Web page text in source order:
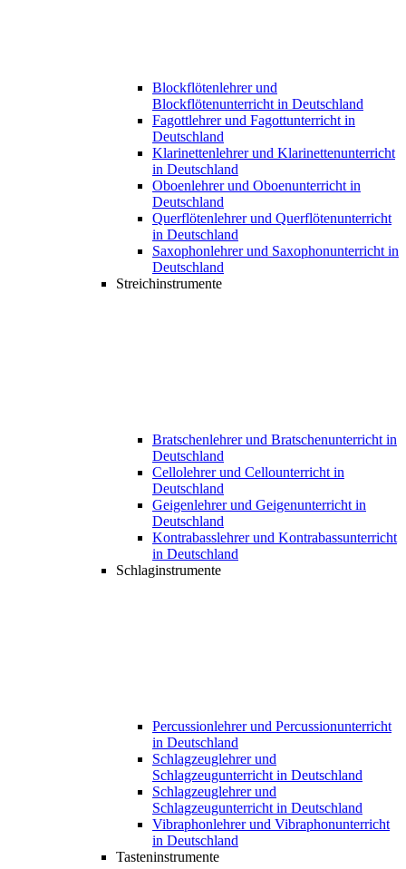
Blockflötenlehrer und
Blockflötenunterricht in Deutschland
Fagottlehrer und Fagottunterricht in
Deutschland
Klarinettenlehrer und Klarinettenunterricht
in Deutschland
Oboenlehrer und Oboenunterricht in
Deutschland
Querflötenlehrer und Querflötenunterricht
in Deutschland
Saxophonlehrer und Saxophonunterricht in
Deutschland
Streichinstrumente
Bratschenlehrer und Bratschenunterricht in
Deutschland
Cellolehrer und Cellounterricht in
Deutschland
Geigenlehrer und Geigenunterricht in
Deutschland
Kontrabasslehrer und Kontrabassunterricht
in Deutschland
Schlaginstrumente
Percussionlehrer und Percussionunterricht
in Deutschland
Schlagzeuglehrer und
Schlagzeugunterricht in Deutschland
Schlagzeuglehrer und
Schlagzeugunterricht in Deutschland
Vibraphonlehrer und Vibraphonunterricht
in Deutschland
Tasteninstrumente